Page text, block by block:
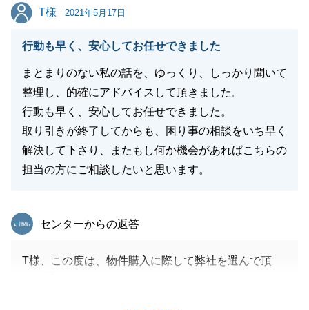
誠にありがとうございました。
スムーズにお取引が完了できるよう、Ｉ様とも協力し
て進めていければと思っております。
今後ともどうぞ宜しくお願い致します。
閉じる
T様
T様 2021年5月17日
行動も早く、安心してお任せできました
まとまりのない私の話を、ゆっくり、しっかり聞いて
整理し、的確にアドバイスして頂きました。
行動も早く、安心してお任せできました。
取り引きが終了してからも、困り事の相談をいち早く
解決して下さり、またもし何か機会があればこちらの
担当の方にご相談したいと思います。
東急リバブル
センターからの返答
T様、この度は、物件購入に際して弊社を選んで頂